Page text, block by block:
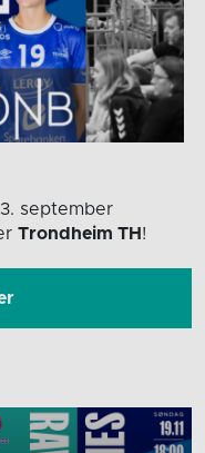
september
Trondheim TH !